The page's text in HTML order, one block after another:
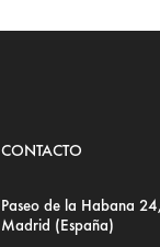
CONTACTO
Paseo de la Habana
Madrid (España)